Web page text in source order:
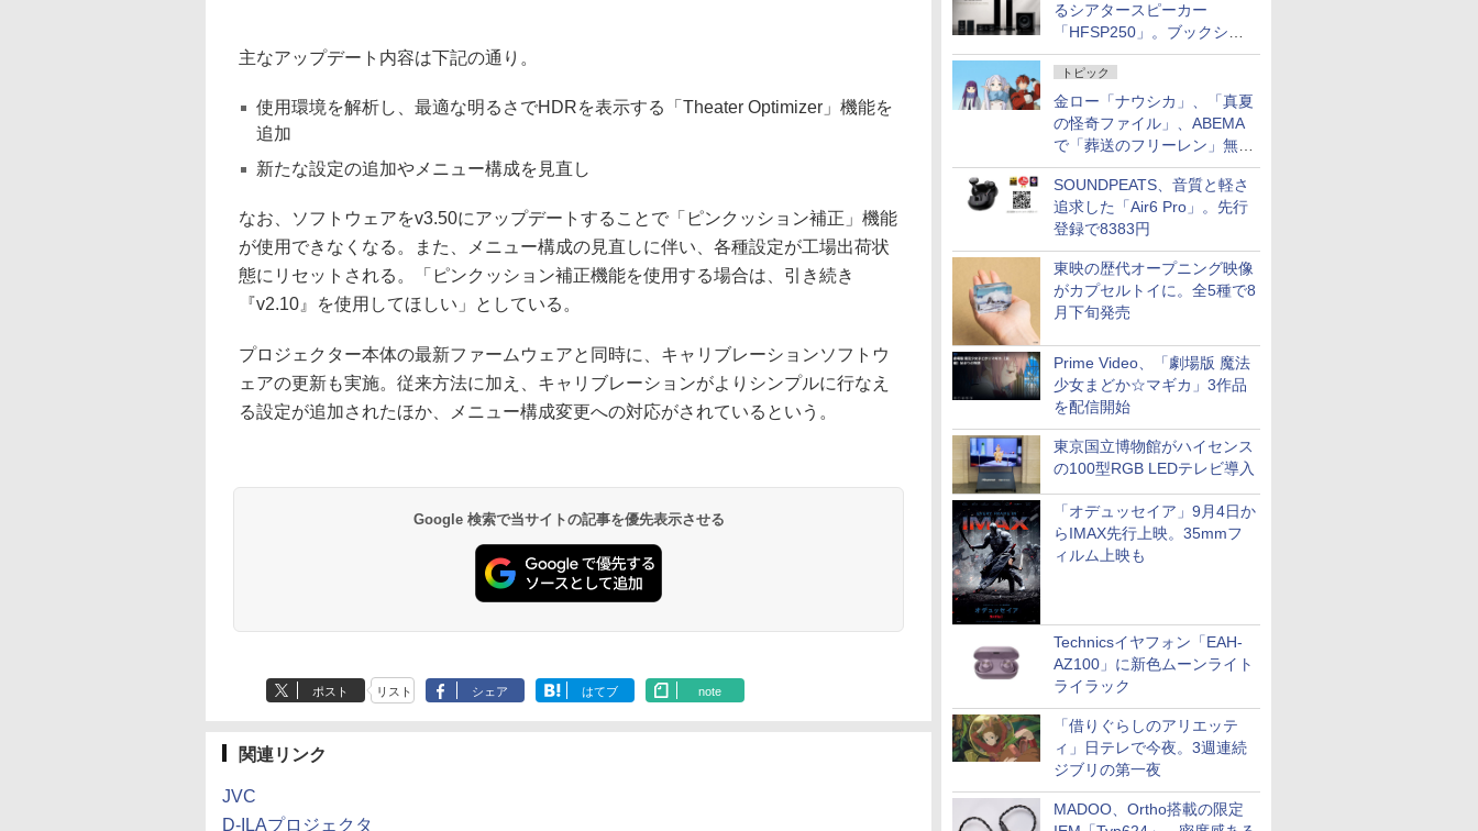
るシアタースピーカー
「HFSP250」。ブックシェ
ルフはペア3万円以下
トピック
金ロー「ナウシカ」、「真夏
の怪奇ファイル」、ABEMA
で「葬送のフリーレン」無料
配信など。夏の特番・配信情
報
SOUNDPEATS、音質と軽さ
追求した「Air6 Pro」。先行
登録で8383円
東映の歴代オープニング映像
がカプセルトイに。全5種で8
月下旬発売
Prime Video、「劇場版 魔法
少女まどか☆マギカ」3作品
を配信開始
東京国立博物館がハイセンス
の100型RGB LEDテレビ導入
「オデュッセイア」9月4日か
らIMAX先行上映。35mmフ
ィルム上映も
Technicsイヤフォン「EAH-
AZ100」に新色ムーンライト
ライラック
「借りぐらしのアリエッテ
ィ」日テレで今夜。3週連続
ジブリの第一夜
MADOO、Ortho搭載の限定
主なアップデート内容は下記の通り。
使用環境を解析し、最適な明るさでHDRを表示する「Theater Optimizer」機能を
追加
新たな設定の追加やメニュー構成を見直し
なお、ソフトウェアをv3.50にアップデートすることで「ピンクッション補正」機能
が使用できなくなる。また、メニュー構成の見直しに伴い、各種設定が工場出荷状
態にリセットされる。「ピンクッション補正機能を使用する場合は、引き続き
『v2.10』を使用してほしい」としている。
プロジェクター本体の最新ファームウェアと同時に、キャリブレーションソフトウ
ェアの更新も実施。従来方法に加え、キャリブレーションがよりシンプルに行なえ
る設定が追加されたほか、メニュー構成変更への対応がされているという。
Google 検索で当サイトの記事を優先表示させる
ポスト リスト シェア はてブ note
関連リンク
JVC
D-ILAプロジェクタ